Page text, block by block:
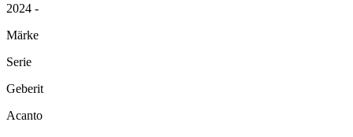
2024 -
Märke
Serie
Geberit
Acanto